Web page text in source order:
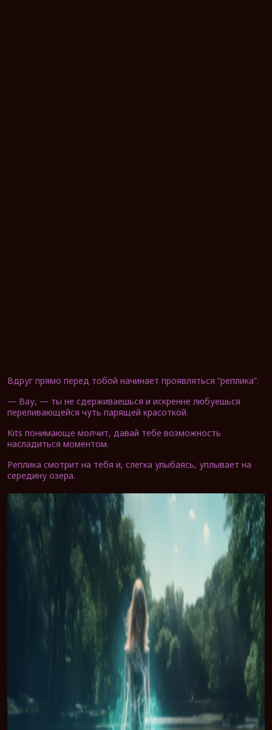
Вдруг прямо перед тобой начинает проявляться “реплика”.
— Вау, — ты не сдерживаешься и искренне любуешься
переливающейся чуть парящей красоткой.
Kits понимающе молчит, давай тебе возможность
насладиться моментом.
Реплика смотрит на тебя и, слегка улыбаясь, уплывает на
середину озера.